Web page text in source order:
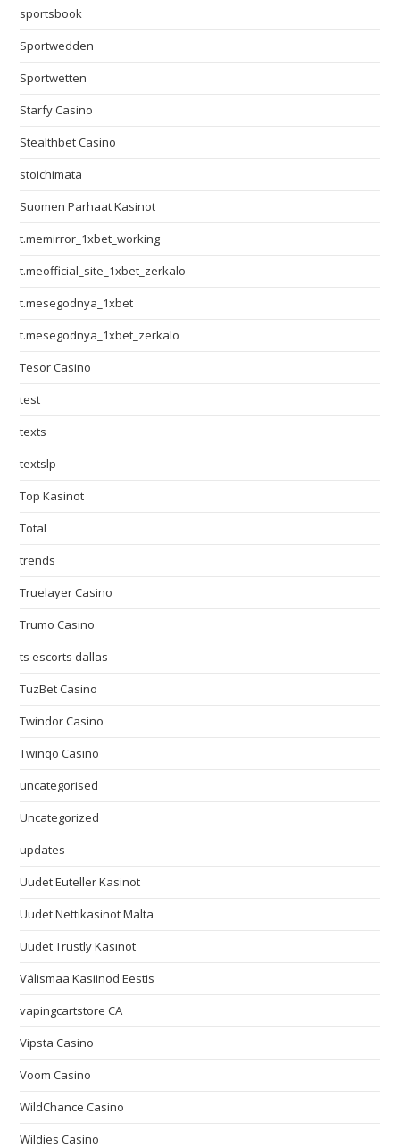
sportsbook
Sportwedden
Sportwetten
Starfy Casino
Stealthbet Casino
stoichimata
Suomen Parhaat Kasinot
t.memirror_1xbet_working
t.meofficial_site_1xbet_zerkalo
t.mesegodnya_1xbet
t.mesegodnya_1xbet_zerkalo
Tesor Casino
test
texts
textslp
Top Kasinot
Total
trends
Truelayer Casino
Trumo Casino
ts escorts dallas
TuzBet Casino
Twindor Casino
Twinqo Casino
uncategorised
Uncategorized
updates
Uudet Euteller Kasinot
Uudet Nettikasinot Malta
Uudet Trustly Kasinot
Välismaa Kasiinod Eestis
vapingcartstore CA
Vipsta Casino
Voom Casino
WildChance Casino
Wildies Casino